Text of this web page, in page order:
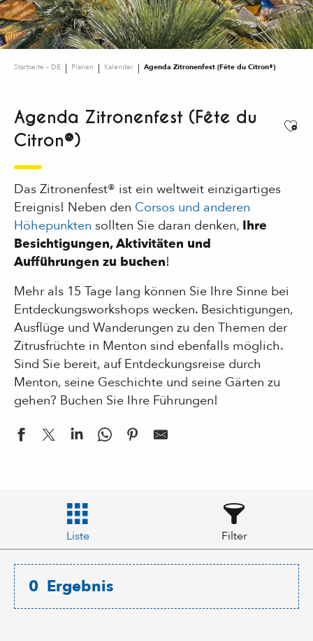
Startseite – DE Planen Kalender Agenda Zitronenfest (Fête du Citron®)
Agenda Zitronenfest (Fête du
Citron®)
Das Zitronenfest® ist ein weltweit einzigartiges
Ereignis! Neben den Corsos und anderen
Höhepunkten sollten Sie daran denken, Ihre
Besichtigungen, Aktivitäten und
Aufführungen zu buchen!
Mehr als 15 Tage lang können Sie Ihre Sinne bei
Entdeckungsworkshops wecken. Besichtigungen,
Ausflüge und Wanderungen zu den Themen der
Zitrusfrüchte in Menton sind ebenfalls möglich.
Sind Sie bereit, auf Entdeckungsreise durch
Menton, seine Geschichte und seine Gärten zu
gehen? Buchen Sie Ihre Führungen!
Liste Filter
0 Ergebnis